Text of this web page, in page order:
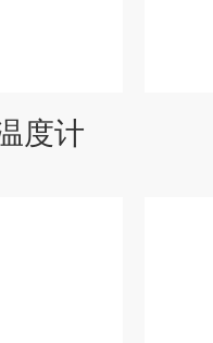
度计